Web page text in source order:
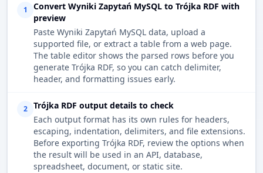
1
Convert Wyniki Zapytań MySQL to Trójka RDF with
preview
Paste Wyniki Zapytań MySQL data, upload a
supported file, or extract a table from a web page.
The table editor shows the parsed rows before you
generate Trójka RDF, so you can catch delimiter,
header, and formatting issues early.
2
Trójka RDF output details to check
Each output format has its own rules for headers,
escaping, indentation, delimiters, and file extensions.
Before exporting Trójka RDF, review the options when
the result will be used in an API, database,
spreadsheet, document, or static site.